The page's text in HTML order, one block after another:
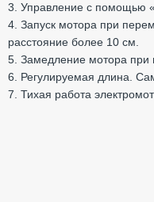
3. Управление с помощью
4. Запуск мотора при
расстояние более 10 см.
5. Замедление мотора при
6. Регулируемая длина.
7. Тихая работа